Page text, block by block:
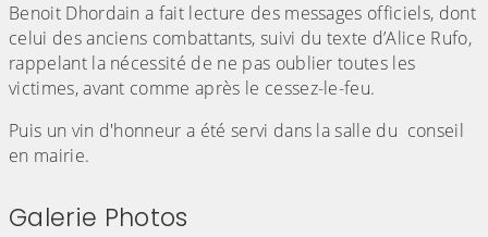
Benoit Dhordain a fait lecture des messages officiels, dont
celui des anciens combattants, suivi du texte d’Alice Rufo,
rappelant la nécessité de ne pas oublier toutes les
victimes, avant comme après le cessez-le-feu.
Puis un vin d'honneur a été servi dans la salle du conseil
en mairie.
Galerie Photos